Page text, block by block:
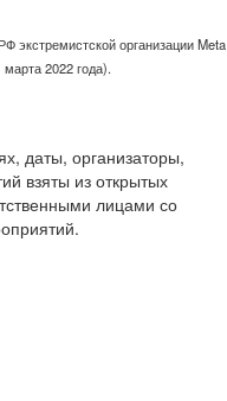
экстремистской организации Meta
2022 года).
даты, организаторы,
взяты из открытых
лицами со